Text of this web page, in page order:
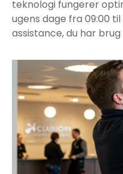
teknologi fungerer
ugens dage fra 09:00
assistance, du har brug